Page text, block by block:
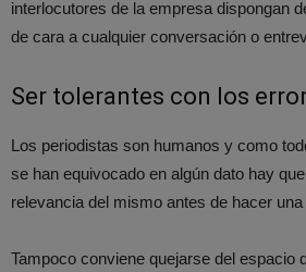
interlocutores de la empresa dispongan
de cara a cualquier conversación o
Ser tolerantes con los
Los periodistas son humanos y como
se han equivocado en algún dato hay
relevancia del mismo antes de hacer
Tampoco conviene quejarse del espacio